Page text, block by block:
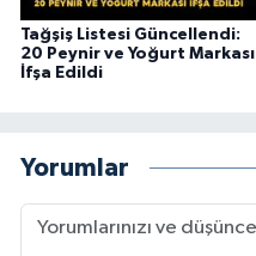
Tağşiş Listesi Güncellendi:
20 Peynir ve Yoğurt Markası
İfşa Edildi
Yorumlar